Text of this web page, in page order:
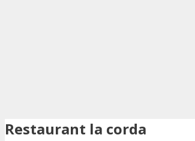
Restaurant la corda